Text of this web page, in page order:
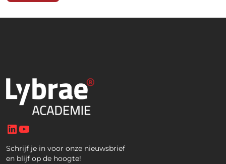
LinkedIn
Schrijf je in voor onze nieuwsbrief
en blijf op de hoogte!